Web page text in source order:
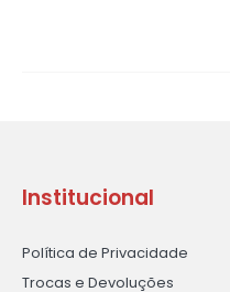
Institucional
Política de Privacidade
Trocas e Devoluções